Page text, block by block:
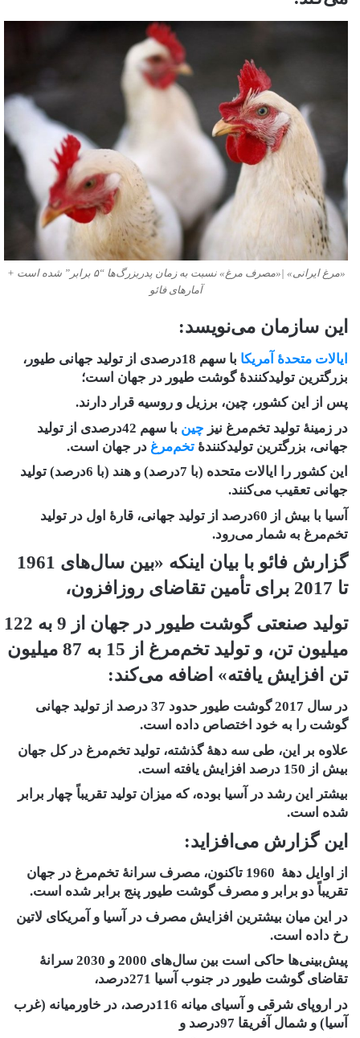
«مرغ ایرانی» |«مصرف مرغ» نسبت به زمان پدربزرگ‌ها “۵ برابر” شده است +
آمارهای فائو
این سازمان می‌نویسد:
ایالات متحدۀ آمریکا
با سهم 18درصدی از تولید جهانی طیور،
بزرگترین تولیدکنندۀ گوشت طیور در جهان است؛
پس از این کشور، چین، برزیل و روسیه قرار دارند.
در زمینۀ تولید تخم‌مرغ نیز چین
با سهم 42درصدی از تولید
جهانی، بزرگترین تولیدکنندۀ تخم‌مرغ در جهان است.
این کشور را ایالات متحده (با 7درصد) و هند (با 6درصد) تولید
جهانی تعقیب می‌کنند.
آسیا با بیش از 60درصد از تولید جهانی، قارۀ اول در تولید
تخم‌مرغ به شمار می‌رود.
گزارش فائو با بیان اینکه «بین سال‌های 1961
تا 2017 برای تأمین تقاضای روزافزون،
تولید صنعتی گوشت طیور در جهان از 9 به 122
میلیون تن، و تولید تخم‌مرغ از 15 به 87 میلیون
تن افزایش یافته» اضافه می‌کند:
در سال 2017 گوشت طیور حدود 37 درصد از تولید جهانی
گوشت را به خود اختصاص داده است.
علاوه بر این، طی سه دهۀ گذشته، تولید تخم‌مرغ در کل جهان
بیش از 150 درصد افزایش یافته است.
بیشتر این رشد در آسیا بوده، که میزان تولید تقریباً چهار برابر
شده است.
این گزارش می‌افزاید:
از اوایل دهۀ 1960 تاکنون، مصرف سرانۀ تخم‌مرغ در جهان
تقریباً دو برابر و مصرف گوشت طیور پنج برابر شده است.
در این میان بیشترین افزایش مصرف در آسیا و آمریکای لاتین
رخ داده است.
پیش‌بینی‌ها حاکی است بین سال‌های 2000 و 2030 سرانۀ
تقاضای گوشت طیور در جنوب آسیا 271درصد،
در اروپای شرقی و آسیای میانه 116درصد، در خاورمیانه (غرب
آسیا) و شمال آفریقا 97درصد و